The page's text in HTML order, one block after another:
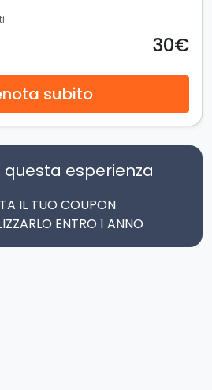
30€
subito
questa esperienza
IL TUO COUPON
ENTRO 1 ANNO